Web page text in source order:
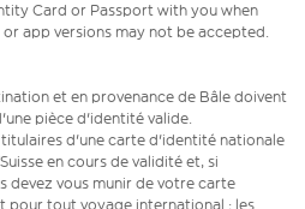
Card or Passport with you when
app versions may not be accepted.
et en provenance de Bâle doivent
pièce d'identité valide.
d'une carte d'identité nationale
en cours de validité et, si
devez vous munir de votre carte
tout voyage international ; les